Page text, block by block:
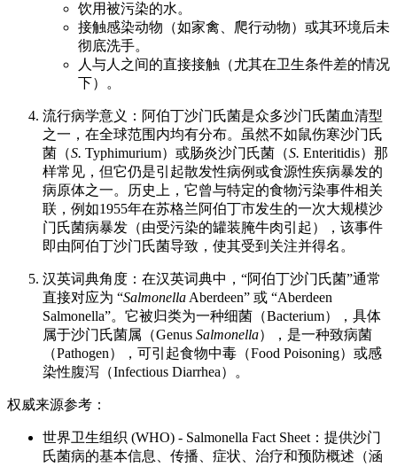
饮用被污染的水。
接触感染动物（如家禽、爬行动物）或其环境后未
彻底洗手。
人与人之间的直接接触（尤其在卫生条件差的情况
下）。
流行病学意义：阿伯丁沙门氏菌是众多沙门氏菌血清型
之一，在全球范围内均有分布。虽然不如鼠伤寒沙门氏
菌（S. Typhimurium）或肠炎沙门氏菌（S. Enteritidis）那
样常见，但它仍是引起散发性病例或食源性疾病暴发的
病原体之一。历史上，它曾与特定的食物污染事件相关
联，例如1955年在苏格兰阿伯丁市发生的一次大规模沙
门氏菌病暴发（由受污染的罐装腌牛肉引起），该事件
即由阿伯丁沙门氏菌导致，使其受到关注并得名。
汉英词典角度：在汉英词典中，“阿伯丁沙门氏菌”通常
直接对应为 “Salmonella Aberdeen” 或 “Aberdeen
Salmonella”。它被归类为一种细菌（Bacterium），具体
属于沙门氏菌属（Genus Salmonella），是一种致病菌
（Pathogen），可引起食物中毒（Food Poisoning）或感
染性腹泻（Infectious Diarrhea）。
权威来源参考：
世界卫生组织 (WHO) - Salmonella Fact Sheet：提供沙门
氏菌病的基本信息、传播、症状、治疗和预防概述（涵